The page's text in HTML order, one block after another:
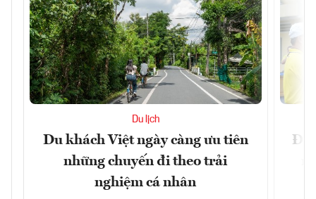
Du lịch
Du khách Việt ngày càng ưu tiên
những chuyến đi theo trải
nghiệm cá nhân